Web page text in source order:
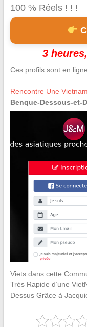
100 % Réels ! ! !
3
Ces profils sont en
Rencontre Une
Benque-Dessous-et-
Viets dans cette
Très Rapide d’une
Dessus Grâce à